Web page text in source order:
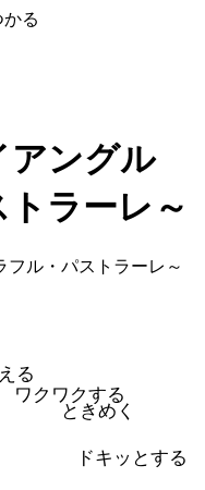
る
アングル
ラーレ～
る
ワクワクする
ときめく
ドキッとする